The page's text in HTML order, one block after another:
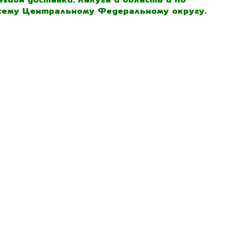
Центральному Федеральному округу.